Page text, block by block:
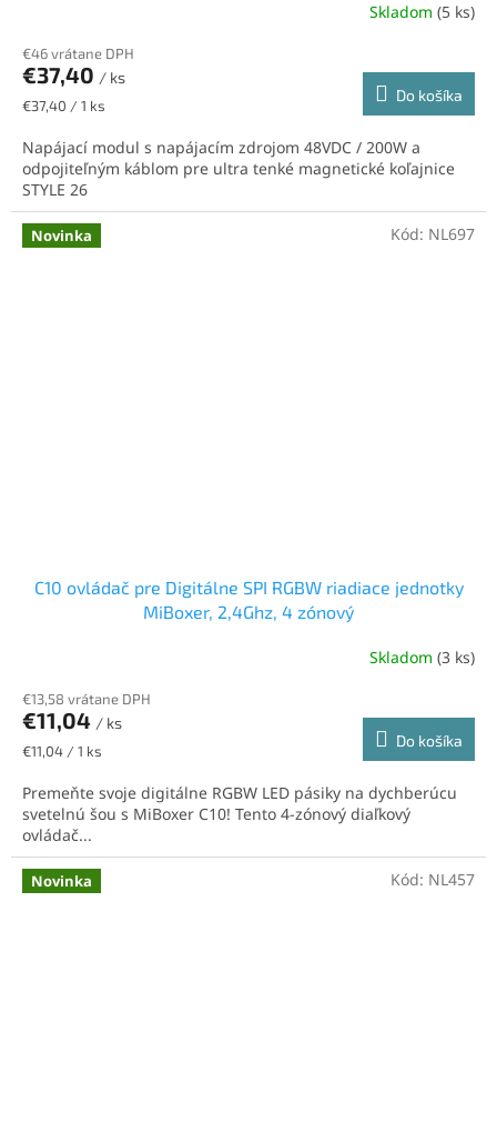
Skladom (5 ks)
€46 vrátane DPH
€37,40 / ks
Jednotková
€37,40 / 1 ks
Do košíka
Napájací modul s napájacím zdrojom 48VDC / 200W a
odpojiteľným káblom pre ultra tenké magnetické koľajnice
STYLE 26
Novinka
C10 ovládač pre Digitálne SPI RGBW riadiace jednotky
MiBoxer, 2,4Ghz, 4 zónový
Skladom (3 ks)
€13,58 vrátane DPH
€11,04 / ks
Jednotková
€11,04 / 1 ks
Do košíka
Premeňte svoje digitálne RGBW LED pásiky na dychberúcu
svetelnú šou s MiBoxer C10! Tento 4-zónový diaľkový
ovládač...
Kód: NL697
Novinka Kód: NL457